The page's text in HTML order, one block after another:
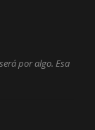
por algo. Esa